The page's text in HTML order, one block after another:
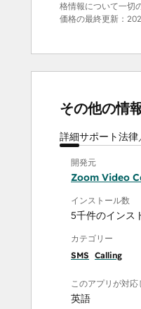
格情報について一切
価格の最終更新：
その他の情
詳細サポート法律
開発元
Zoom Video
インストール数
5千件のインス
カテゴリー
SMS Calling
このアプリが対
英語